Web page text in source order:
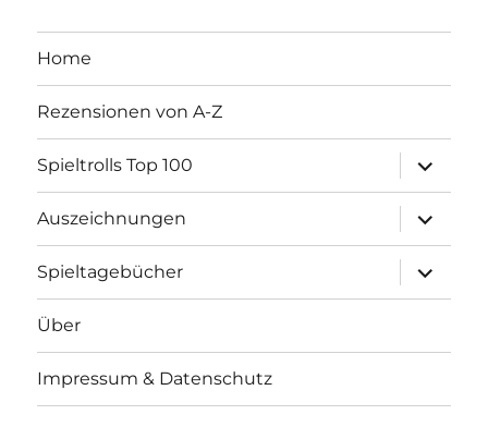
Home
Rezensionen von A-Z
Spieltrolls Top 100
öffnen
Auszeichnungen
öffnen
Spieltagebücher
öffnen
Über
Impressum & Datenschutz